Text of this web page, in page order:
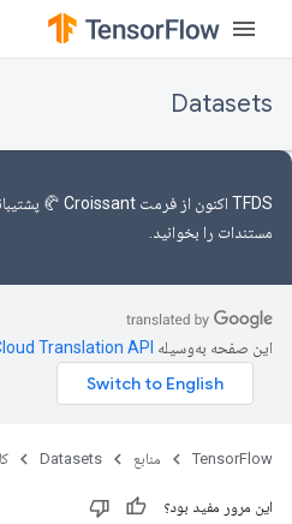
Datasets
TFDS اکنون از فرمت Croissant 🥐
مستندات را بخوانید.
این صفحه به‌وسیله
TensorFlow منابع Datasets
این مرور مفید بود؟